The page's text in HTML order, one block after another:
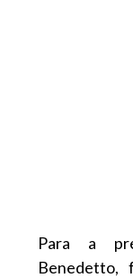
Para a
Benedetto,